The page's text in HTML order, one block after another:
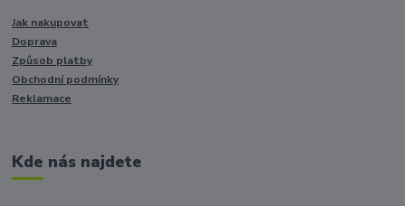
Jak nakupovat
Doprava
Způsob platby
Obchodní podmínky
Reklamace
Kde nás najdete